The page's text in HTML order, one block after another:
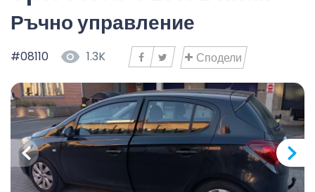
Ръчно управление
#08110 1.3K Сподели